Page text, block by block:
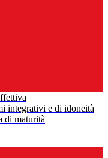
integrativi e di idoneità
di maturità